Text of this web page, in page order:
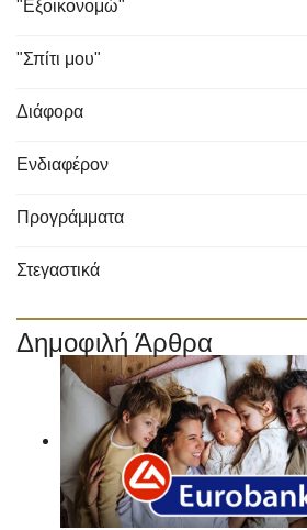
"Εξοικονομώ"
"Σπίτι μου"
Διάφορα
Ενδιαφέρον
Προγράμματα
Στεγαστικά
Δημοφιλή Άρθρα